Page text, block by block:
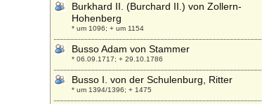
Burkhard II. (Burchard II.) von Zollern-
Hohenberg
* um 1096; + um 1154
Busso Adam von Stammer
* 06.09.1717; + 29.10.1786
Busso I. von der Schulenburg, Ritter
* um 1394/1396; + 1475